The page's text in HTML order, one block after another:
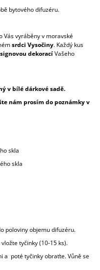
bytového difuzéru.
Vás vyráběny v moravské
srdci Vysočiny. Každý kus
dekoracíVašeho
v bílé dárkové sadě.
nám prosím do poznámky v
skla
skla
poloviny objemu difuzéru.
tyčinky (10-15 ks).
a poté tyčinky obraťte. Vůně se